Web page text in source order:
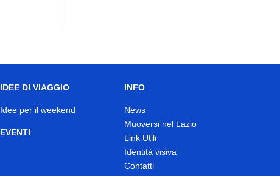
IDEE DI VIAGGIO
Idee per il weekend
EVENTI
INFO
News
Muoversi nel Lazio
Link Utili
Identità visiva
Contatti